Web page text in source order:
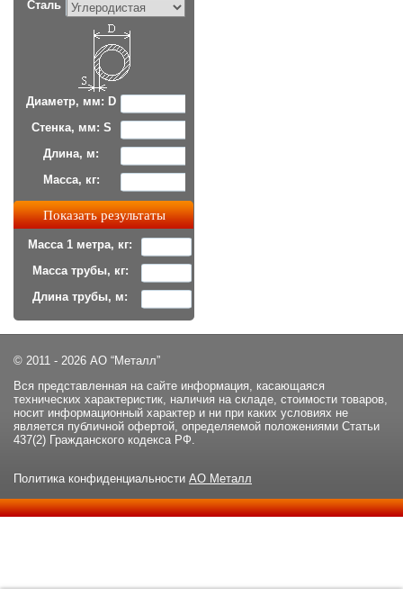
Сталь
Диаметр, мм: D
Стенка, мм: S
Длина, м:
Масса, кг:
Масса 1 метра, кг:
Масса трубы, кг:
Длина трубы, м:
© 2011 - 2026 АО “Металл”
Вся представленная на сайте информация, касающаяся
технических характеристик, наличия на складе, стоимости товаров,
носит информационный характер и ни при каких условиях не
является публичной офертой, определяемой положениями Статьи
437(2) Гражданского кодекса РФ.
Политика конфиденциальности АО Металл